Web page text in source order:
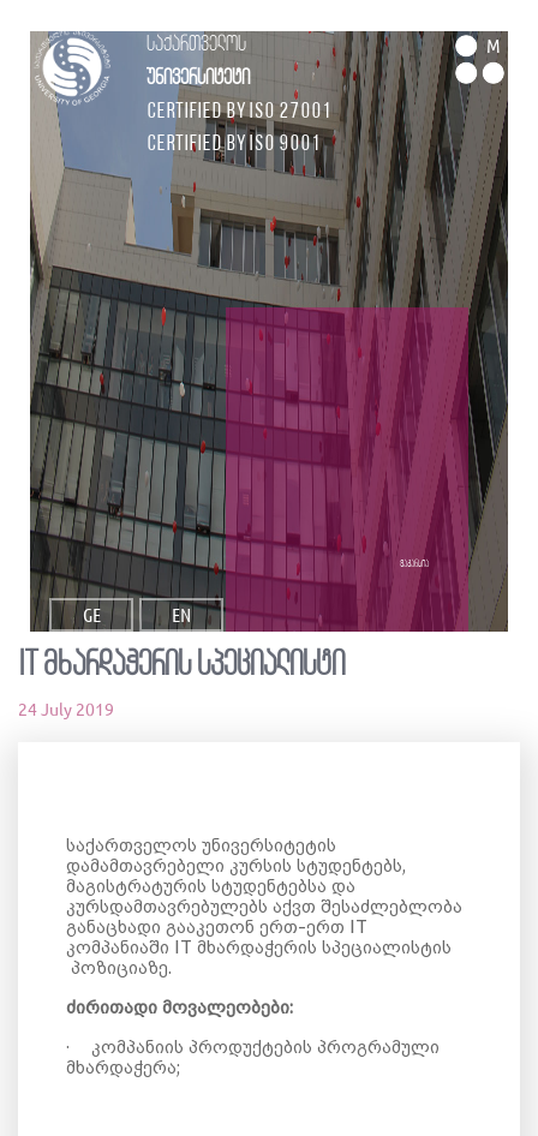
საქართველოს
უნივერსიტეტი
Certified by ISO 27001
Certified by ISO 9001
M
GE EN
ვაკანსია
IT მხარდაჭერის სპეციალისტი
24 July 2019
საქართველოს უნივერსიტეტის
დამამთავრებელი კურსის სტუდენტებს,
მაგისტრატურის სტუდენტებსა და
კურსდამთავრებულებს აქვთ შესაძლებლობა
განაცხადი გააკეთონ ერთ-ერთ IT
კომპანიაში IT მხარდაჭერის სპეციალისტის
პოზიციაზე.
ძირითადი მოვალეობები:
·
კომპანიის პროდუქტების პროგრამული
მხარდაჭერა;